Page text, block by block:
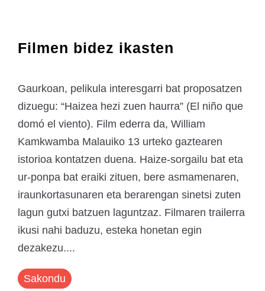
Filmen bidez ikasten
Gaurkoan, pelikula interesgarri bat proposatzen
dizuegu: “Haizea hezi zuen haurra” (El niño que
domó el viento). Film ederra da, William
Kamkwamba Malauiko 13 urteko gaztearen
istorioa kontatzen duena. Haize-sorgailu bat eta
ur-ponpa bat eraiki zituen, bere asmamenaren,
iraunkortasunaren eta berarengan sinetsi zuten
lagun gutxi batzuen laguntzaz. Filmaren trailerra
ikusi nahi baduzu, esteka honetan egin
dezakezu....
Sakondu